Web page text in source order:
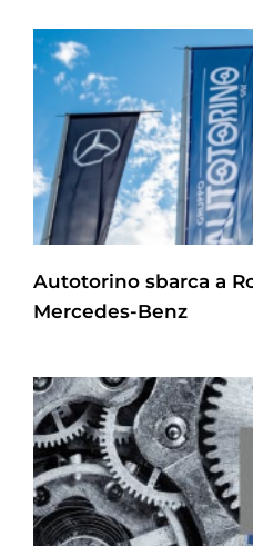
Autotorino sbarca a
Mercedes-Benz